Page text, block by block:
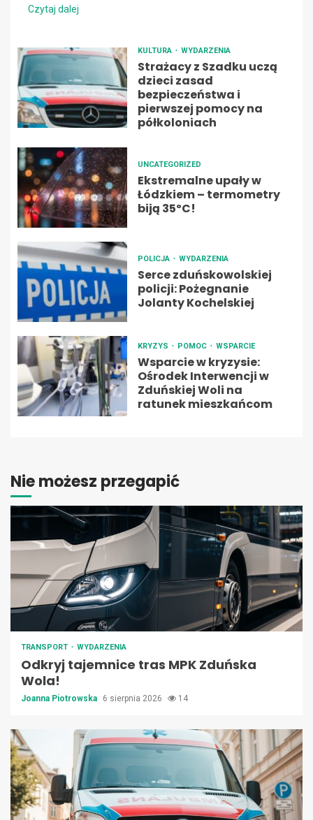
Czytaj dalej
KULTURA WYDARZENIA
Strażacy z Szadku uczą
dzieci zasad
bezpieczeństwa i
pierwszej pomocy na
półkoloniach
UNCATEGORIZED
Ekstremalne upały w
Łódzkiem – termometry
biją 35ºC!
POLICJA WYDARZENIA
Serce zduńskowolskiej
policji: Pożegnanie
Jolanty Kochelskiej
KRYZYS POMOC WSPARCIE
Wsparcie w kryzysie:
Ośrodek Interwencji w
Zduńskiej Woli na
ratunek mieszkańcom
Nie możesz przegapić
TRANSPORT WYDARZENIA
Odkryj tajemnice tras MPK Zduńska
Wola!
Joanna Piotrowska 6 sierpnia 2026 14